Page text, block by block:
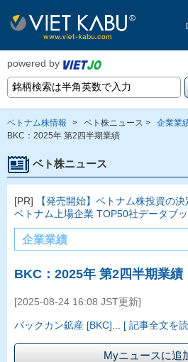
powered by
ベトナム株情報 > ベト株ニュース > 企業業
BKC：2025年 第2四半期業績
ベト株ニュース
[PR]
【発売開始】ベトナム株投資の
ベトナム上場企業 TOP50社データブ
企業業績
BKC：2025年 第2四半期業績
[2025-08-24 16:08 JST更新]
バックカン鉱産 [BKC] [ 記事全文を
Myニュースに追